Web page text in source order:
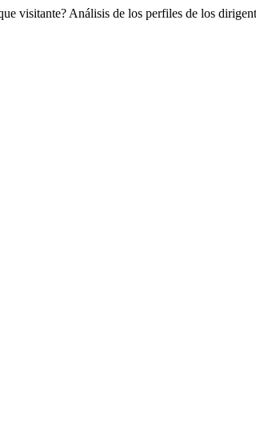
visitante? Análisis de los perfiles de los